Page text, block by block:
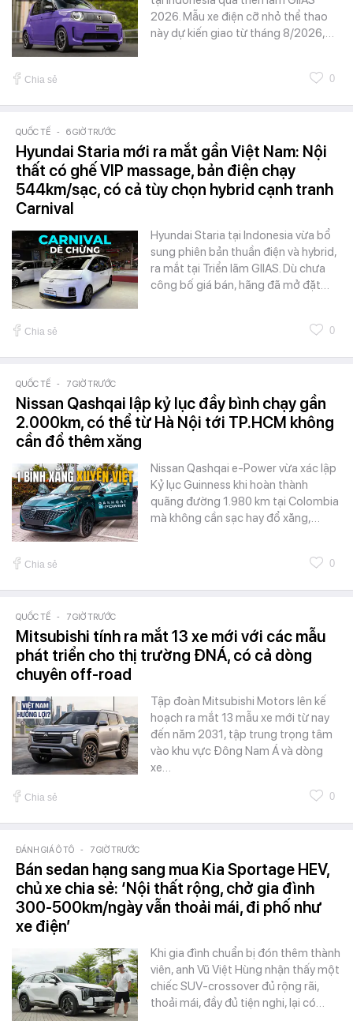
2026. Mẫu xe điện cỡ nhỏ thể thao
này dự kiến giao từ tháng 8/2026,…
Chia sẻ 0
QUỐC TẾ - 6 GIỜ TRƯỚC
Hyundai Staria mới ra mắt gần Việt Nam: Nội
thất có ghế VIP massage, bản điện chạy
544km/sạc, có cả tùy chọn hybrid cạnh tranh
Carnival
Hyundai Staria tại Indonesia vừa bổ
sung phiên bản thuần điện và hybrid,
ra mắt tại Triển lãm GIIAS. Dù chưa
công bố giá bán, hãng đã mở đặt…
Chia sẻ 0
QUỐC TẾ - 7 GIỜ TRƯỚC
Nissan Qashqai lập kỷ lục đầy bình chạy gần
2.000km, có thể từ Hà Nội tới TP.HCM không
cần đổ thêm xăng
Nissan Qashqai e-Power vừa xác lập
Kỷ lục Guinness khi hoàn thành
quãng đường 1.980 km tại Colombia
mà không cần sạc hay đổ xăng,…
Chia sẻ 0
QUỐC TẾ - 7 GIỜ TRƯỚC
Mitsubishi tính ra mắt 13 xe mới với các mẫu
phát triển cho thị trường ĐNÁ, có cả dòng
chuyên off-road
Tập đoàn Mitsubishi Motors lên kế
hoạch ra mắt 13 mẫu xe mới từ nay
đến năm 2031, tập trung trọng tâm
vào khu vực Đông Nam Á và dòng
xe…
Chia sẻ 0
ĐÁNH GIÁ Ô TÔ - 7 GIỜ TRƯỚC
Bán sedan hạng sang mua Kia Sportage HEV,
chủ xe chia sẻ: ‘Nội thất rộng, chở gia đình
300-500km/ngày vẫn thoải mái, đi phố như
xe điện’
Khi gia đình chuẩn bị đón thêm thành
viên, anh Vũ Việt Hùng nhận thấy một
chiếc SUV-crossover đủ rộng rãi,
thoải mái, đầy đủ tiện nghi, lại có…